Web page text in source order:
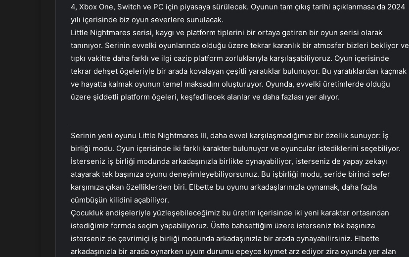
4, Xbox One, Switch ve PC için piyasaya sürülecek. Oyunun tam çıkış tarihi açıklanmasa da 2024
yılı içerisinde biz oyun severlere sunulacak.
Little Nightmares serisi, kaygı ve platform tiplerini bir ortaya getiren bir oyun serisi olarak
tanınıyor. Serinin evvelki oyunlarında olduğu üzere tekrar karanlık bir atmosfer bizleri bekliyor ve
tıpkı vakitte daha farklı ve ilgi cazip platform zorluklarıyla karşılaşabiliyoruz. Oyun içerisinde
tekrar dehşet ögeleriyle bir arada kovalayan çeşitli yaratıklar bulunuyor. Bu yaratıklardan kaçmak
ve hayatta kalmak oyunun temel maksadını oluşturuyor. Oyunda, evvelki üretimlerde olduğu
üzere şiddetli platform ögeleri, keşfedilecek alanlar ve daha fazlası yer alıyor.
Serinin yeni oyunu Little Nightmares III, daha evvel karşılaşmadığımız bir özellik sunuyor: İş
birliği modu. Oyun içerisinde iki farklı karakter bulunuyor ve oyuncular istediklerini seçebiliyor.
İsterseniz iş birliği modunda arkadaşınızla birlikte oynayabiliyor, isterseniz de yapay zekayı
atayarak tek başınıza oyunu deneyimleyebiliyorsunuz. Bu işbirliği modu, seride birinci sefer
karşımıza çıkan özelliklerden biri. Elbette bu oyunu arkadaşlarınızla oynamak, daha fazla
cümbüşün kilidini açabiliyor.
Çocukluk endişeleriyle yüzleşebileceğimiz bu üretim içerisinde iki yeni karakter ortasından
istediğimiz formda seçim yapabiliyoruz. Üstte bahsettiğim üzere isterseniz tek başınıza
isterseniz de çevrimiçi iş birliği modunda arkadaşınızla bir arada oynayabilirsiniz. Elbette
arkadaşınızla bir arada oynarken uyum durumu epeyce kıymet arz ediyor zira oyunda yer alan